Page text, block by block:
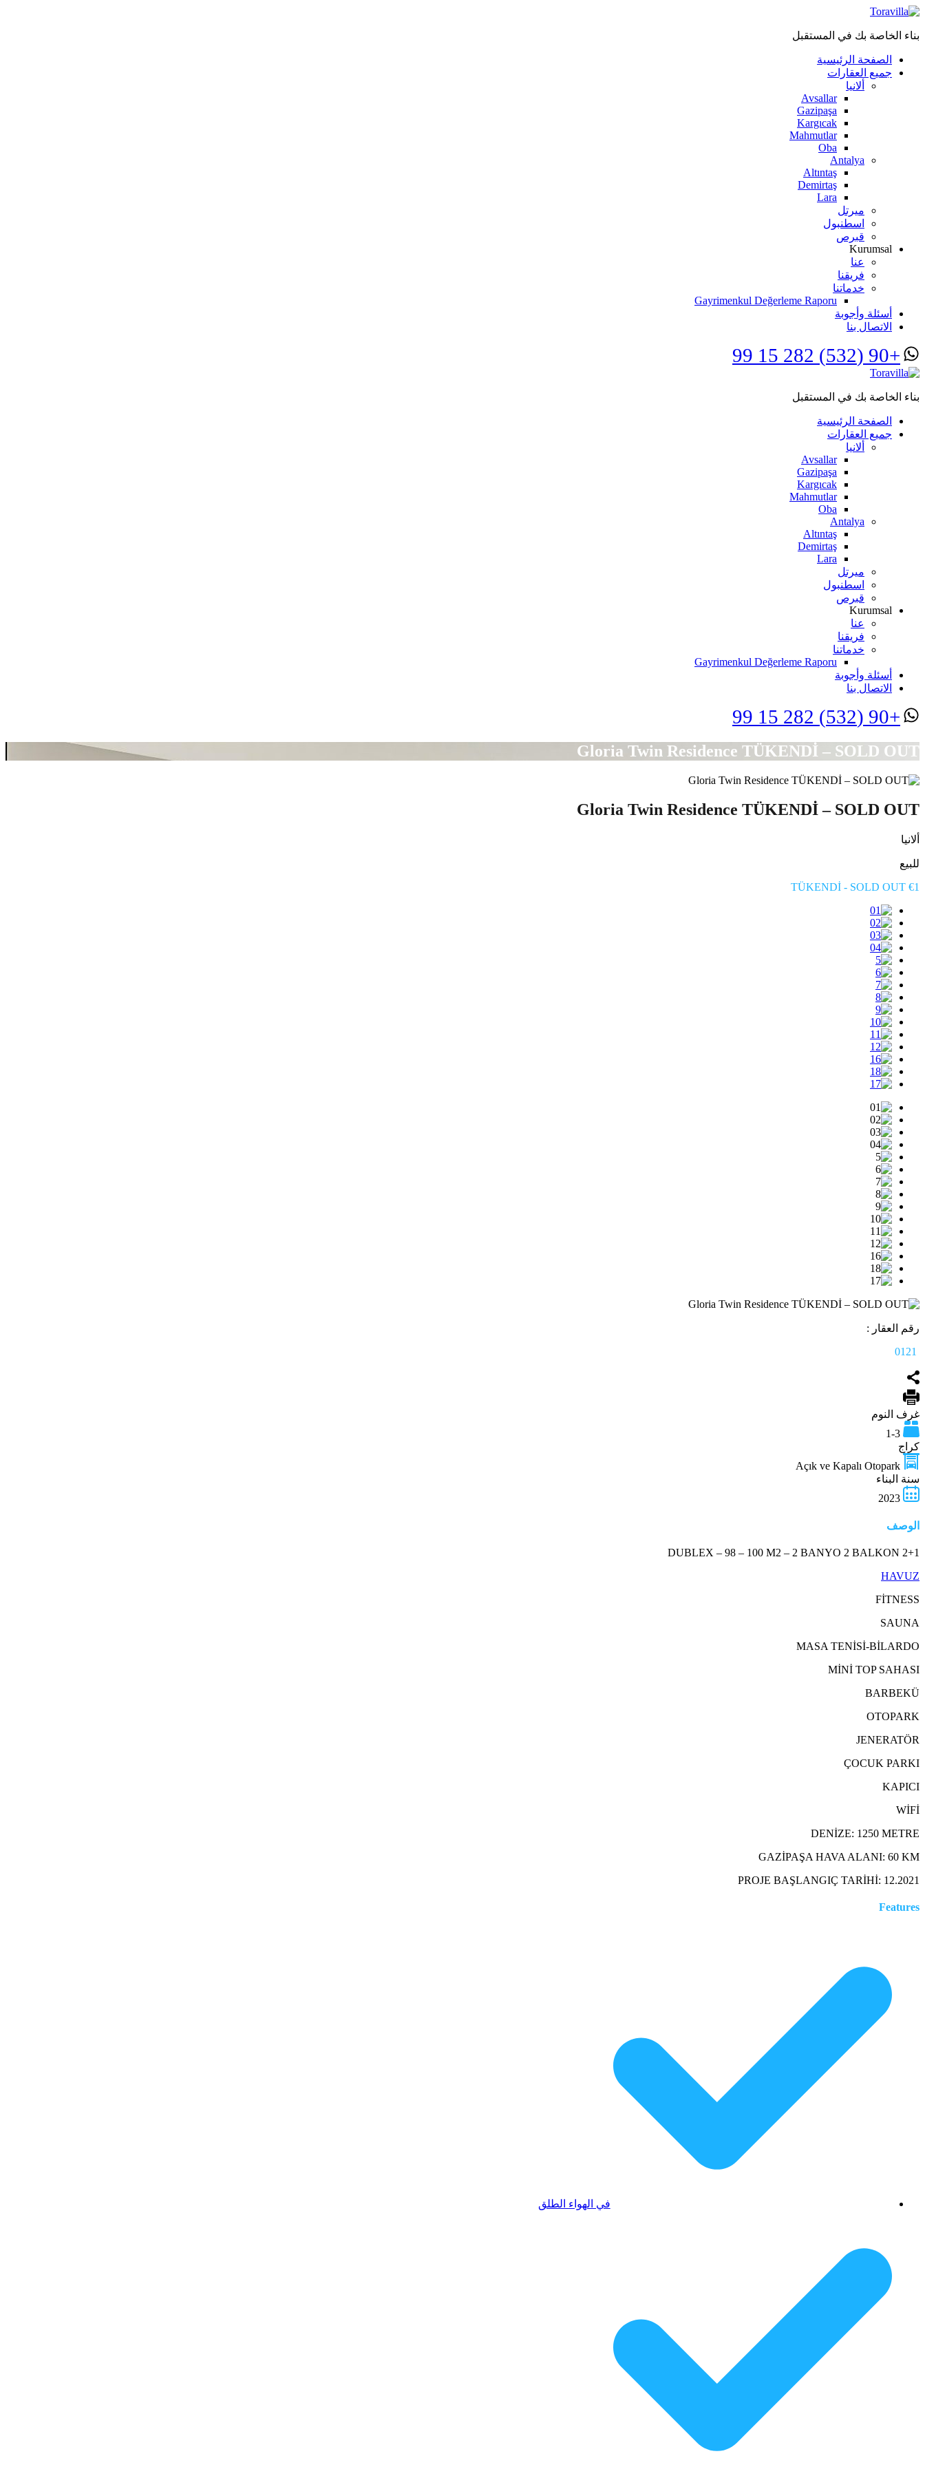
بناء الخاصة بك في المستقبل
الصفحة الرئيسية
جميع العقارات
ألانيا
Avsallar
Gazipaşa
Kargıcak
Mahmutlar
Oba
Antalya
Altıntaş
Demirtaş
Lara
ميرتل
اسطنبول
قبرص
Kurumsal
عنا
فريقنا
خدماتنا
Gayrimenkul Değerleme Raporu
أسئلة وأجوبة
الاتصال بنا
+90 (532) 282 15 99
بناء الخاصة بك في المستقبل
الصفحة الرئيسية
جميع العقارات
ألانيا
Avsallar
Gazipaşa
Kargıcak
Mahmutlar
Oba
Antalya
Altıntaş
Demirtaş
Lara
ميرتل
اسطنبول
قبرص
Kurumsal
عنا
فريقنا
خدماتنا
Gayrimenkul Değerleme Raporu
أسئلة وأجوبة
الاتصال بنا
+90 (532) 282 15 99
Gloria Twin Residence TÜKENDİ – SOLD OUT
Gloria Twin Residence TÜKENDİ – SOLD OUT
ألانيا
للبيع
TÜKENDİ - SOLD OUT €1
رقم العقار :
غرف النوم
1-3
كراج
Açık ve Kapalı Otopark
سنة البناء
2023
الوصف
2+1 DUBLEX – 98 – 100 M2 – 2 BANYO 2 BALKON
HAVUZ
FİTNESS
SAUNA
MASA TENİSİ-BİLARDO
MİNİ TOP SAHASI
BARBEKÜ
OTOPARK
JENERATÖR
ÇOCUK PARKI
KAPICI
WİFİ
DENİZE: 1250 METRE
GAZİPAŞA HAVA ALANI: 60 KM
PROJE BAŞLANGIÇ TARİHİ: 12.2021
Features
في الهواء الطلق